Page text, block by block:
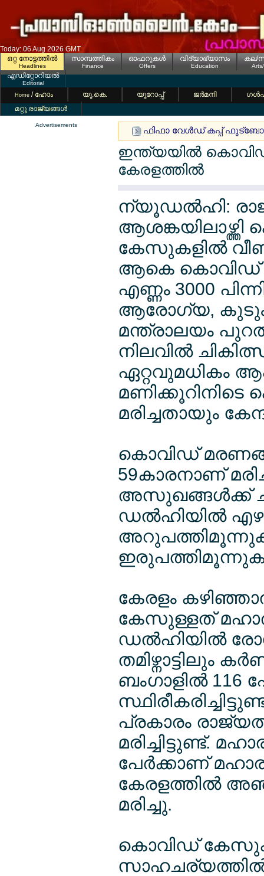
Today: 06 Aug 2026 GMT
ഒറ്റ നോട്ടത്തില്‍
Headlines
സാമ്പത്തികം
Finance
ഓഫറുകള്‍
Offers
വിദ്യാഭ്യാസം
Education
കല/
എഡിറ്റോറിയല്‍
Editorial
Home / ഹോം യൂ.കെ. യൂറോപ്പ് ജര്‍മനി
മറ്റു രാജ്യങ്ങള്‍
Advertisements
ഫിഫാ വേള്‍ഡ് കപ്പ്
ഇന്ത്യയില്‍
കേരളത്തില്‍
ന്യൂഡല്‍ഹി:
ആശങ്കയിലാഴ്ത്തി
കേസുകളില്‍
ആകെ കൊവിഡ്
എണ്ണം 3000
ആരോഗ്യ,
മന്ത്രാലയം
നിലവില്‍
ഏറ്റവുമധികം
മരിച്ചതായും
കൊവിഡ്
59കാരനാണ്
അസുഖങ്ങള്‍ക്ക്
ഡല്‍ഹിയില്‍
കേരളം
കേസുള്ളത്
ഡല്‍ഹിയില്‍
തമിഴ്നാട്ടിലും
ബംഗാളില്‍ 116
പ്രകാരം
മരിച്ചിട്ടുണ്ട്.
പേര്‍ക്കാണ്
കേരളത്തില്‍
മരിച്ചു.
കൊവിഡ്
സാഹചര്യത്തില്‍